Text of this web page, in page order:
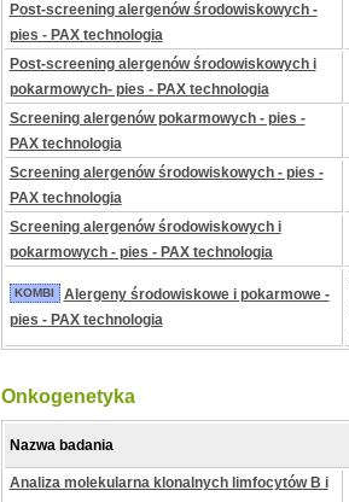
Post-screening alergenów środowiskowych -
pies - PAX technologia
Post-screening alergenów środowiskowych i
pokarmowych- pies - PAX technologia
Screening alergenów pokarmowych - pies -
PAX technologia
Screening alergenów środowiskowych - pies -
PAX technologia
Screening alergenów środowiskowych i
pokarmowych - pies - PAX technologia
KOMBI
Alergeny środowiskowe i pokarmowe -
pies - PAX technologia
Onkogenetyka
Nazwa badania
Analiza molekularna klonalnych limfocytów B i